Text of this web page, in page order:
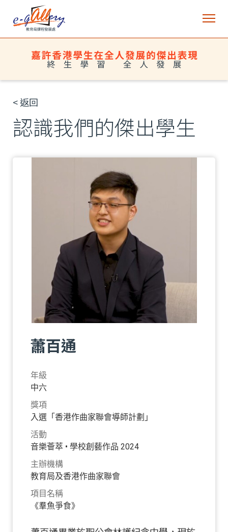
< 返回
認識我們的傑出學生
蕭百通
年級
中六
獎項
入選「香港作曲家聯會導師計劃」
活動
音樂薈萃 • 學校創藝作品 2024
主辦機構
教育局及香港作曲家聯會
項目名稱
《羣魚爭食》